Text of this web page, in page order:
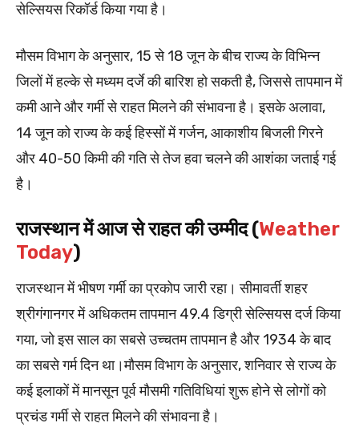
सेल्सियस रिकॉर्ड किया गया है।
मौसम विभाग के अनुसार, 15 से 18 जून के बीच राज्य के विभिन्न
जिलों में हल्के से मध्यम दर्जे की बारिश हो सकती है, जिससे तापमान में
कमी आने और गर्मी से राहत मिलने की संभावना है। इसके अलावा,
14 जून को राज्य के कई हिस्सों में गर्जन, आकाशीय बिजली गिरने
और 40-50 किमी की गति से तेज हवा चलने की आशंका जताई गई
है।
राजस्थान में आज से राहत की उम्मीद (Weather
Today)
राजस्थान में भीषण गर्मी का प्रकोप जारी रहा। सीमावर्ती शहर
श्रीगंगानगर में अधिकतम तापमान 49.4 डिग्री सेल्सियस दर्ज किया
गया, जो इस साल का सबसे उच्चतम तापमान है और 1934 के बाद
का सबसे गर्म दिन था।मौसम विभाग के अनुसार, शनिवार से राज्य के
कई इलाकों में मानसून पूर्व मौसमी गतिविधियां शुरू होने से लोगों को
प्रचंड गर्मी से राहत मिलने की संभावना है।